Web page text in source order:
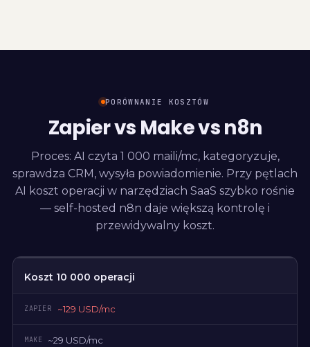
PORÓWNANIE KOSZTÓW
Zapier vs Make vs n8n
Proces: AI czyta 1 000 maili/mc, kategoryzuje,
sprawdza CRM, wysyła powiadomienie. Przy pętlach
AI koszt operacji w narzędziach SaaS szybko rośnie
— self-hosted n8n daje większą kontrolę i
przewidywalny koszt.
Koszt 10 000 operacji
~129 USD/mc
~29 USD/mc